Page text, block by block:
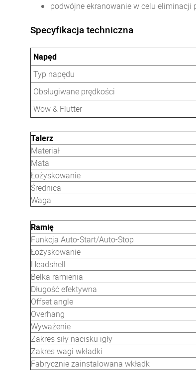
podwójne ekranowanie w celu eliminacji
Specyfikacja techniczna
Napęd
Typ napędu
Obsługiwane prędkości
Wow & Flutter
Talerz
Materiał
Mata
Łożyskowanie
Średnica
Waga
Ramię
Funkcja Auto-Start/Auto-Stop
Łożyskowanie
Headshell
Belka ramienia
Długość efektywna
Offset angle
Overhang
Wyważenie
Zakres siły nacisku igły
Zakres wagi wkładki
Fabrycznie zainstalowana wkładk